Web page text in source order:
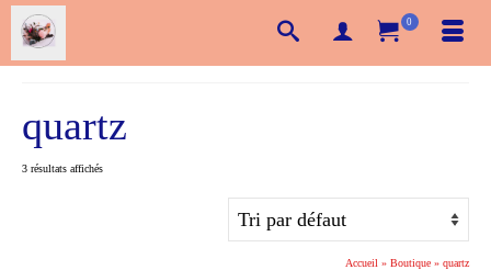
0
quartz
3 résultats affichés
Accueil » Boutique » quartz